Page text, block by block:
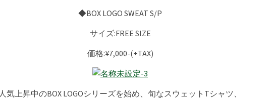
◆BOX LOGO SWEAT S/P
サイズ:FREE SIZE
価格:¥7,000-(+TAX)
人気上昇中のBOX LOGOシリーズを始め、旬なスウェットTシャツ、